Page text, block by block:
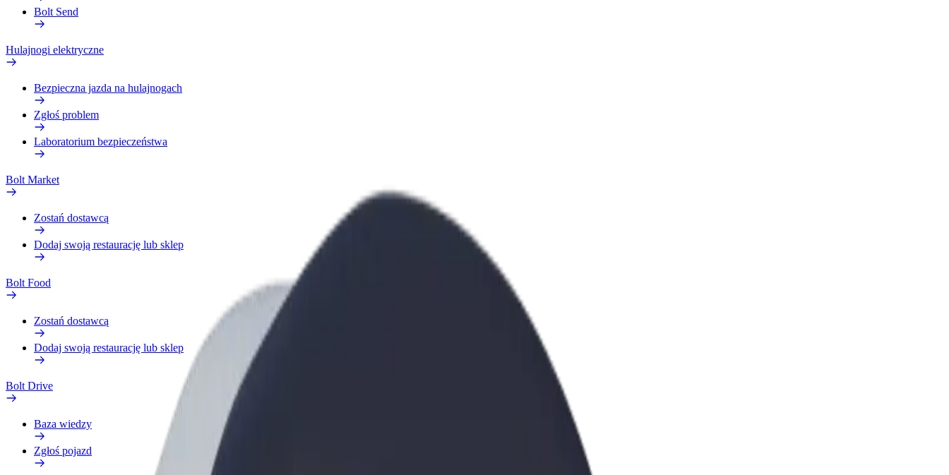
Bolt Send
Hulajnogi elektryczne
Bezpieczna jazda na hulajnogach
Zgłoś problem
Laboratorium bezpieczeństwa
Bolt Market
Zostań dostawcą
Dodaj swoją restaurację lub sklep
Bolt Food
Zostań dostawcą
Dodaj swoją restaurację lub sklep
Bolt Drive
Baza wiedzy
Zgłoś pojazd